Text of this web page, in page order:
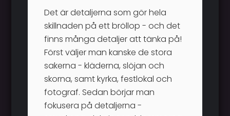
Det är detaljerna som gör hela
skillnaden på ett bröllop - och det
finns många detaljer att tänka på!
Först väljer man kanske de stora
sakerna - kläderna, slöjan och
skorna, samt kyrka, festlokal och
fotograf. Sedan börjar man
fokusera på detaljerna -